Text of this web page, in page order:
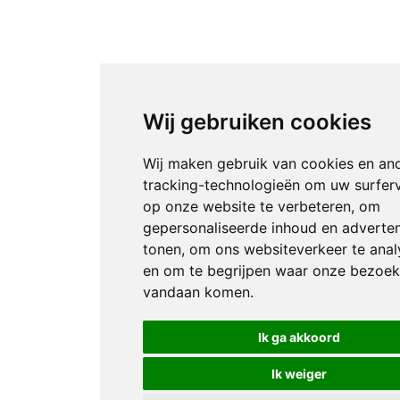
Wij gebruiken cookies
Wij maken gebruik van cookies en
tracking-technologieën om uw
op onze website te verbeteren, om
gepersonaliseerde inhoud en
tonen, om ons websiteverkeer te
en om te begrijpen waar onze
vandaan komen.
Ik ga akkoord
Ik weiger